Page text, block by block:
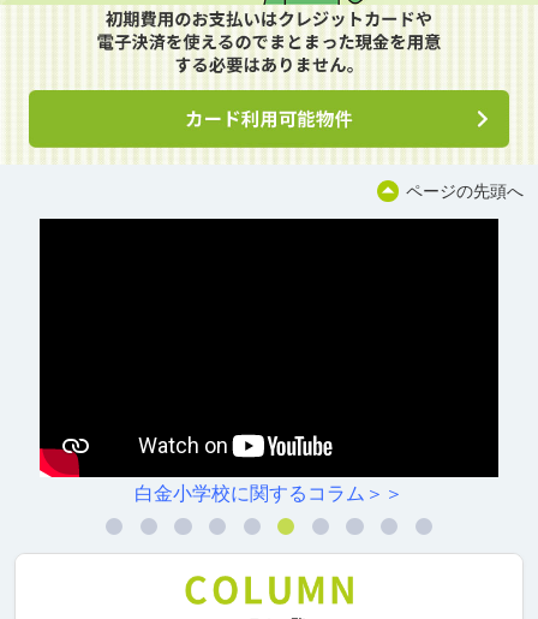
ページの先頭へ
白金小学校に関するコラム＞＞